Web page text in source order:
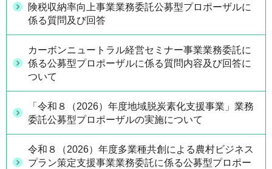
険税収納率向上事業業務委託公募型プロポーザルに
係る質問及び回答
カーボンニュートラル経営セミナー事業業務委託に
係る公募型プロポーザルに係る質問内容及び回答に
ついて
「令和８（2026）年度地域脱炭素化支援事業」業務
委託公募型プロポーザルの実施について
令和８（2026）年度多業種共創による農村ビジネス
プラン策定支援事業業務委託に係る公募型プロポー